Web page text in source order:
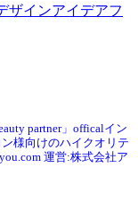
ザインアイデアフ
partner」officalイン
様向けのハイクオリテ
運営:株式会社ア